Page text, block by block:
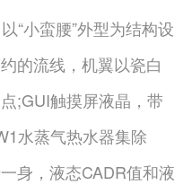
“小蛮腰”外型为结构设
的流线，机翼以瓷白
;GUI触摸屏液晶，带
水蒸气热水器集除
身，液态CADR值和液